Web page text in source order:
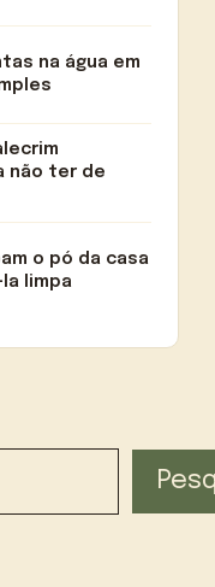
na água em
não ter de
o pó da casa
limpa